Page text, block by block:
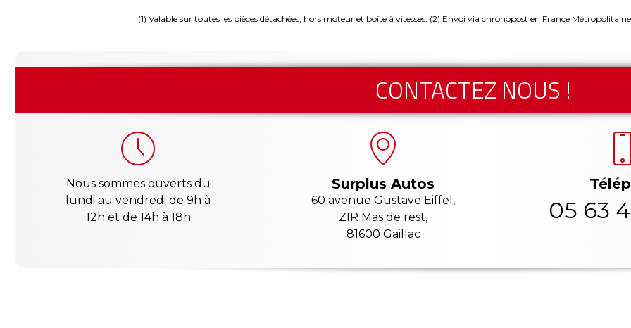
(1) Valable sur toutes les pièces détachées, hors moteur et boîte à vitesses. (2) Envoi via chronopost en France
CONTACTEZ NOUS !
Nous sommes ouverts du
lundi au vendredi de 9h à
12h et de 14h à 18h
Surplus Autos
60 avenue Gustave Eiffel,
ZIR Mas de rest,
81600 Gaillac
05 63